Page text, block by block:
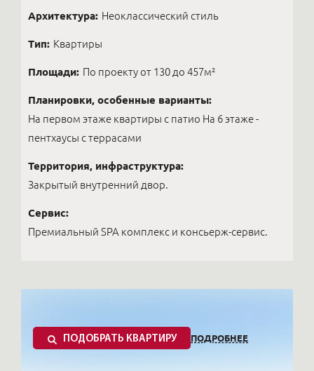
Архитектура: Неоклассический стиль
Тип: Квартиры
Площади: По проекту от 130 до 457м²
Планировки, особенные варианты:
На первом этаже квартиры с патио На 6 этаже -
пентхаусы с террасами
Территория, инфраструктура:
Закрытый внутренний двор.
Сервис:
Премиальный SPA комплекс и консьерж-сервис.
ПОДОБРАТЬ КВАРТИРУ ПОДРОБНЕЕ